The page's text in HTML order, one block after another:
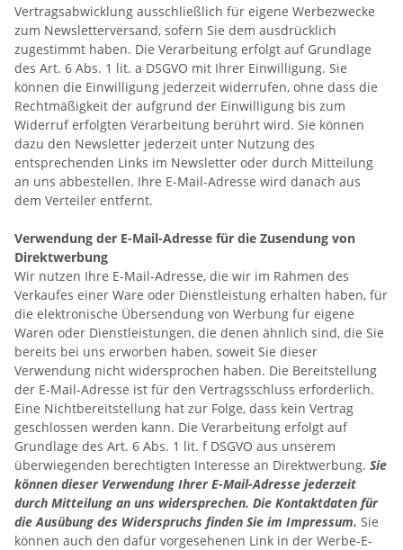
Vertragsabwicklung ausschließlich für eigene Werbezwecke
zum Newsletterversand, sofern Sie dem ausdrücklich
zugestimmt haben. Die Verarbeitung erfolgt auf Grundlage
des Art. 6 Abs. 1 lit. a DSGVO mit Ihrer Einwilligung. Sie
können die Einwilligung jederzeit widerrufen, ohne dass die
Rechtmäßigkeit der aufgrund der Einwilligung bis zum
Widerruf erfolgten Verarbeitung berührt wird. Sie können
dazu den Newsletter jederzeit unter Nutzung des
entsprechenden Links im Newsletter oder durch Mitteilung
an uns abbestellen. Ihre E-Mail-Adresse wird danach aus
dem Verteiler entfernt.
Verwendung der E-Mail-Adresse für die Zusendung von
Direktwerbung
Wir nutzen Ihre E-Mail-Adresse, die wir im Rahmen des
Verkaufes einer Ware oder Dienstleistung erhalten haben, für
die elektronische Übersendung von Werbung für eigene
Waren oder Dienstleistungen, die denen ähnlich sind, die Sie
bereits bei uns erworben haben, soweit Sie dieser
Verwendung nicht widersprochen haben. Die Bereitstellung
der E-Mail-Adresse ist für den Vertragsschluss erforderlich.
Eine Nichtbereitstellung hat zur Folge, dass kein Vertrag
geschlossen werden kann. Die Verarbeitung erfolgt auf
Grundlage des Art. 6 Abs. 1 lit. f DSGVO aus unserem
überwiegenden berechtigten Interesse an Direktwerbung. Sie
können dieser Verwendung Ihrer E-Mail-Adresse jederzeit
durch Mitteilung an uns widersprechen. Die Kontaktdaten für
die Ausübung des Widerspruchs finden Sie im Impressum. Sie
können auch den dafür vorgesehenen Link in der Werbe-E-